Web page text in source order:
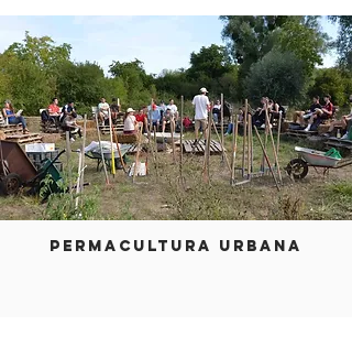
PERMACULTURA URBANA